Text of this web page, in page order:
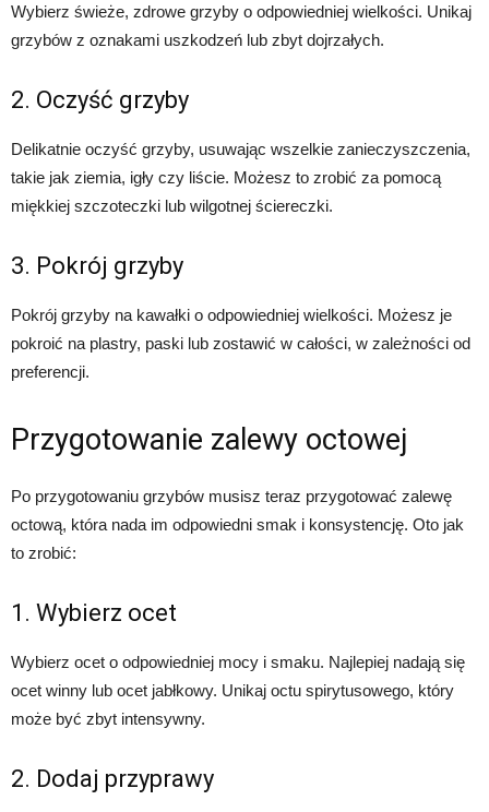
Wybierz świeże, zdrowe grzyby o odpowiedniej wielkości. Unikaj
grzybów z oznakami uszkodzeń lub zbyt dojrzałych.
2. Oczyść grzyby
Delikatnie oczyść grzyby, usuwając wszelkie zanieczyszczenia,
takie jak ziemia, igły czy liście. Możesz to zrobić za pomocą
miękkiej szczoteczki lub wilgotnej ściereczki.
3. Pokrój grzyby
Pokrój grzyby na kawałki o odpowiedniej wielkości. Możesz je
pokroić na plastry, paski lub zostawić w całości, w zależności od
preferencji.
Przygotowanie zalewy octowej
Po przygotowaniu grzybów musisz teraz przygotować zalewę
octową, która nada im odpowiedni smak i konsystencję. Oto jak
to zrobić:
1. Wybierz ocet
Wybierz ocet o odpowiedniej mocy i smaku. Najlepiej nadają się
ocet winny lub ocet jabłkowy. Unikaj octu spirytusowego, który
może być zbyt intensywny.
2. Dodaj przyprawy